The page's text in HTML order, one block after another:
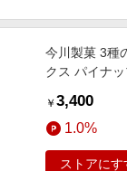
今川製菓 3種
クス パイナッ
￥ 3,400
1.0%
ストアにす